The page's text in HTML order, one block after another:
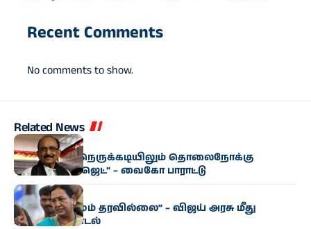
Recent Comments
No comments to show.
Related News
அரசியல்
“மிகுந்த நிதி நெருக்கடியிலும் தொலைநோக்கு
வேளாண் பட்ஜெட்” – வைகோ பாராட்டு
அரசியல்
“எந்த மாற்றமும் தரவில்லை” – விஜய் அரசு மீது
பிரேமலதா சாடல்